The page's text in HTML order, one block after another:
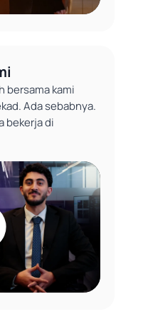
bersama kami
Ada sebabnya.
bekerja di